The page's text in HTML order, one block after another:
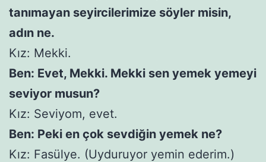
tanımayan seyircilerimize söyler misin,
adın ne.
Kız: Mekki.
Ben: Evet, Mekki. Mekki sen yemek yemeyi
seviyor musun?
Kız: Seviyom, evet.
Ben: Peki en çok sevdiğin yemek ne?
Kız: Fasülye. (Uyduruyor yemin ederim.)